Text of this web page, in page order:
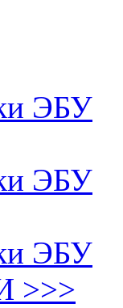
ЭБУ
ЭБУ
ЭБУ
>>>